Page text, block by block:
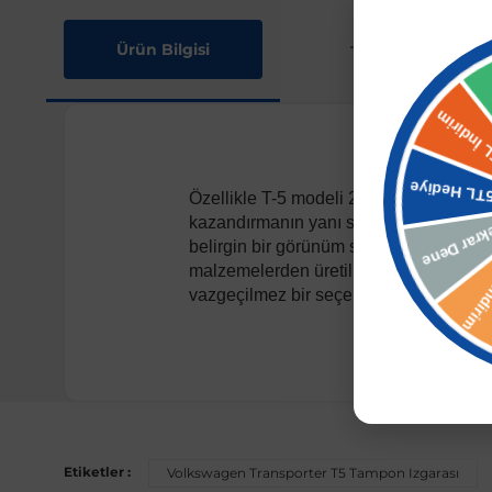
Ürün Bilgisi Taksit
Özellikle T-5 modeli 2003 ve sonrası
kazandırmanın yanı sıra mevcut
belirgin bir görünüm sağlar. Aracınızın
malzemelerden üretilmiştir ve uzun
vazgeçilmez bir seçenek haline gelir.
Etiketler : Volkswagen Transporter T5 Tampon Izgarası